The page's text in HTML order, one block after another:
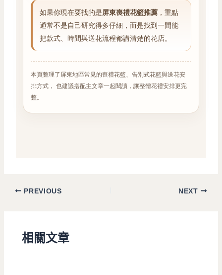
如果你現在要找的是屏東喪禮花籃推薦 ，重點
通常不是自己研究得多仔細，而是找到一間能
把款式、時間與送花流程都講清楚的花店。
本頁整理了屏東地區常見的喪禮花籃、告別式花籃與送花安
排方式， 也建議搭配主文章一起閱讀，讓整體花禮安排更完
整。
PREVIOUS NEXT
相關文章